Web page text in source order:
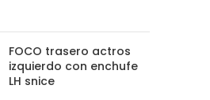
FOCO trasero actros
izquierdo con enchufe
LH snice